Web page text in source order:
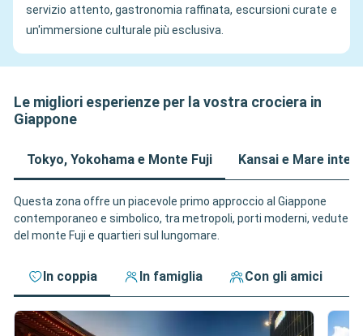
servizio attento, gastronomia raffinata, escursioni curate e
un'immersione culturale più esclusiva.
Le migliori esperienze per la vostra crociera in
Giappone
Tokyo, Yokohama e Monte Fuji Kansai e Mare
Questa zona offre un piacevole primo approccio al Giappone
contemporaneo e simbolico, tra metropoli, porti moderni, vedute
del monte Fuji e quartieri sul lungomare.
In coppia In famiglia Con gli amici